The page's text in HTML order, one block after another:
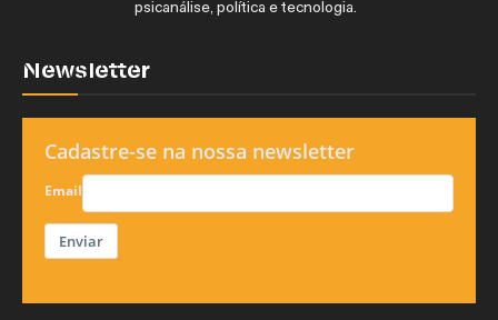
psicanálise, política e tecnologia.
Newsletter
Cadastre-se na nossa newsletter
Email
Enviar